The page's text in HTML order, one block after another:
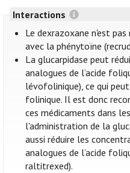
Interactions
Le dexrazoxane n'est
avec la phénytoïne
La glucarpidase peut
analogues de l’acide
lévofolinique), ce qui
folinique. Il est donc
ces médicaments dans
l'administration de la
aussi réduire les
analogues de l’acide
raltitrexed).